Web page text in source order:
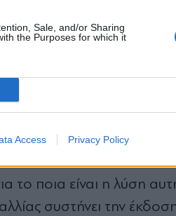
Sale, and/or Sharing
the Purposes for which it
Access Privacy Policy
άμεσα να δράσουμε
ο κλάδος μας από όποιο
αντιμετώπισαν
λύτερα«θύματα»την
και τη Θράκη.
το ποια είναι η λύση
συστήνει την